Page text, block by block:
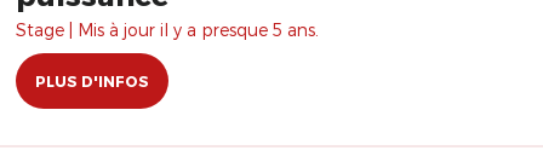
Stage | Mis à jour il y a presque 5 ans.
PLUS D'INFOS